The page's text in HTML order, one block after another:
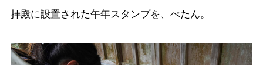
拝殿に設置された午年スタンプを、ぺたん。